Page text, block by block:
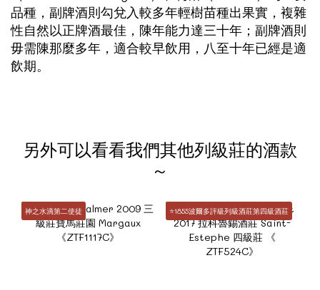
品種，副牌酒則勾兌入較多年輕樹苗種出果實，複雜
性自然以正牌酒最佳，陳年能力達三十年；副牌酒則
毋需陳那麼多年，適合較早飲用，八至十年已經是適
飲期。
另外可以看看我們其他列級莊的酒款
～
神之水滴第二使徒 ⭐️1855波爾多評級列級酒莊第四級酒莊